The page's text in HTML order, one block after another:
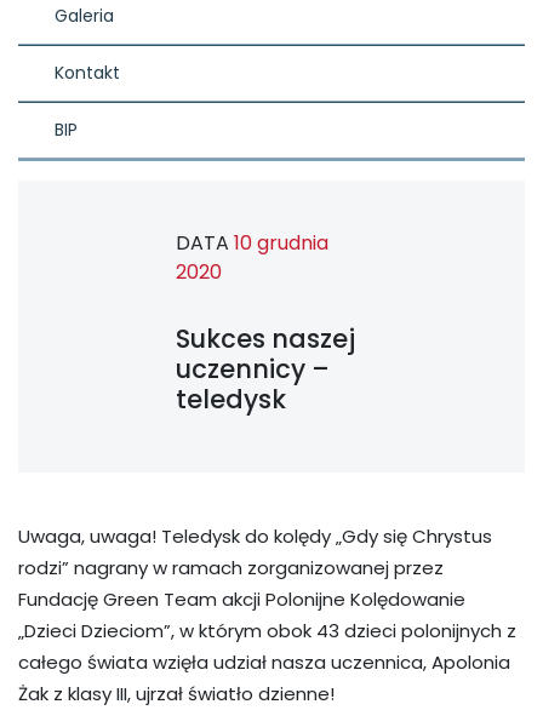
Galeria
Kontakt
BIP
DATA 10 grudnia
2020
Sukces naszej
uczennicy –
teledysk
Uwaga, uwaga! Teledysk do kolędy „Gdy się Chrystus
rodzi” nagrany w ramach zorganizowanej przez
Fundację Green Team akcji Polonijne Kolędowanie
„Dzieci Dzieciom”, w którym obok 43 dzieci polonijnych z
całego świata wzięła udział nasza uczennica, Apolonia
Żak z klasy III, ujrzał światło dzienne!